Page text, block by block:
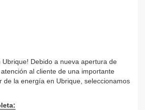
Ubrique! Debido a nueva apertura de
al cliente de una importante
de la energía en Ubrique, seleccionamos